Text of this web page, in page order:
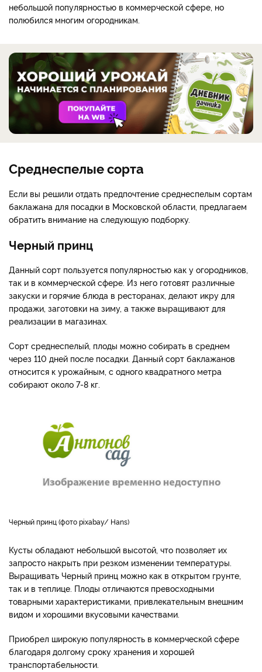
небольшой популярностью в коммерческой сфере, но
полюбился многим огородникам.
Среднеспелые сорта
Если вы решили отдать предпочтение среднеспелым сортам
баклажана для посадки в Московской области, предлагаем
обратить внимание на следующую подборку.
Черный принц
Данный сорт пользуется популярностью как у огородников,
так и в коммерческой сфере. Из него готовят различные
закуски и горячие блюда в ресторанах, делают икру для
продажи, заготовки на зиму, а также выращивают для
реализации в магазинах.
Сорт среднеспелый, плоды можно собирать в среднем
через 110 дней после посадки. Данный сорт баклажанов
относится к урожайным, с одного квадратного метра
собирают около 7-8 кг.
Черный принц (фото pixabay/ Hans)
Кусты обладают небольшой высотой, что позволяет их
запросто накрыть при резком изменении температуры.
Выращивать Черный принц можно как в открытом грунте,
так и в теплице. Плоды отличаются превосходными
товарными характеристиками, привлекательным внешним
видом и хорошими вкусовыми качествами.
Приобрел широкую популярность в коммерческой сфере
благодаря долгому сроку хранения и хорошей
транспортабельности.